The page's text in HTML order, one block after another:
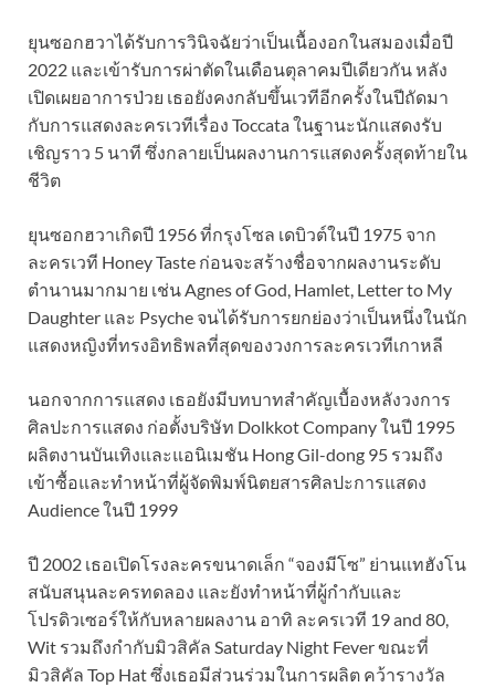
ยุนซอกฮวาได้รับการวินิจฉัยว่าเป็นเนื้องอกในสมองเมื่อปี
2022 และเข้ารับการผ่าตัดในเดือนตุลาคมปีเดียวกัน หลัง
เปิดเผยอาการป่วย เธอยังคงกลับขึ้นเวทีอีกครั้งในปีถัดมา
กับการแสดงละครเวทีเรื่อง Toccata ในฐานะนักแสดงรับ
เชิญราว 5 นาที ซึ่งกลายเป็นผลงานการแสดงครั้งสุดท้ายใน
ชีวิต
ยุนซอกฮวาเกิดปี 1956 ที่กรุงโซล เดบิวต์ในปี 1975 จาก
ละครเวที Honey Taste ก่อนจะสร้างชื่อจากผลงานระดับ
ตำนานมากมาย เช่น Agnes of God, Hamlet, Letter to My
Daughter และ Psyche จนได้รับการยกย่องว่าเป็นหนึ่งในนัก
แสดงหญิงที่ทรงอิทธิพลที่สุดของวงการละครเวทีเกาหลี
นอกจากการแสดง เธอยังมีบทบาทสำคัญเบื้องหลังวงการ
ศิลปะการแสดง ก่อตั้งบริษัท Dolkkot Company ในปี 1995
ผลิตงานบันเทิงและแอนิเมชัน Hong Gil-dong 95 รวมถึง
เข้าซื้อและทำหน้าที่ผู้จัดพิมพ์นิตยสารศิลปะการแสดง
Audience ในปี 1999
ปี 2002 เธอเปิดโรงละครขนาดเล็ก “จองมีโซ” ย่านแทฮังโน
สนับสนุนละครทดลอง และยังทำหน้าที่ผู้กำกับและ
โปรดิวเซอร์ให้กับหลายผลงาน อาทิ ละครเวที 19 and 80,
Wit รวมถึงกำกับมิวสิคัล Saturday Night Fever ขณะที่
มิวสิคัล Top Hat ซึ่งเธอมีส่วนร่วมในการผลิต คว้ารางวัล